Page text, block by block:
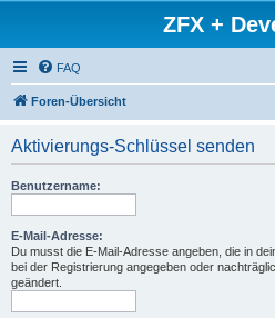
ZFX +
FAQ
Foren-Übersicht
Aktivierungs-Schlüssel senden
Benutzername:
E-Mail-Adresse:
Du musst die E-Mail-Adresse angeben, die in
bei der Registrierung angegeben oder
geändert.